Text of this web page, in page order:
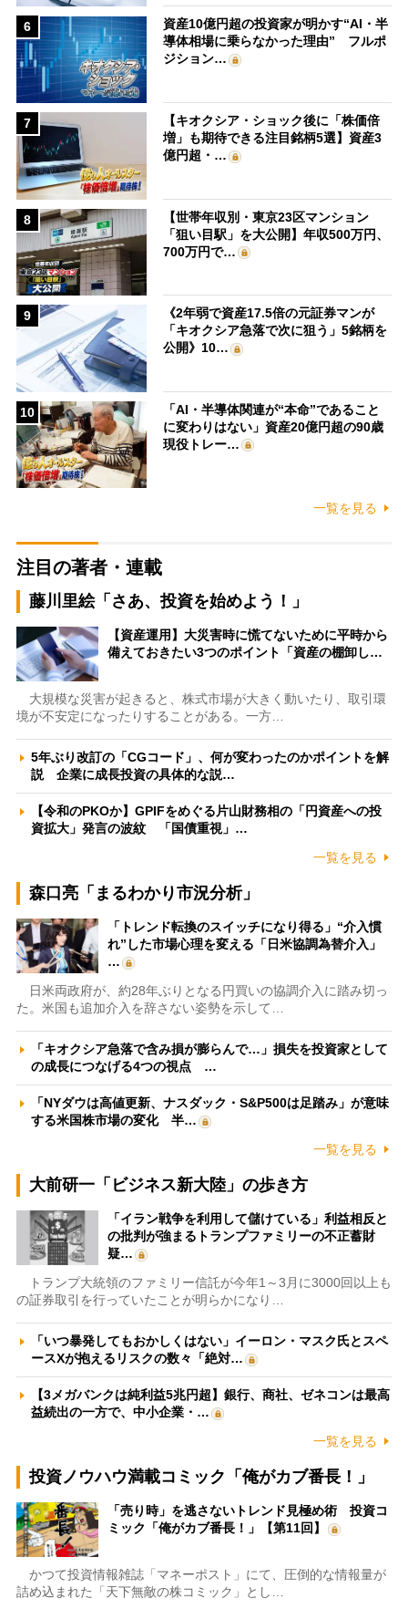
6
資産10億円超の投資家が明かす“AI・半
導体相場に乗らなかった理由” フルポ
ジション…
7
【キオクシア・ショック後に「株価倍
増」も期待できる注目銘柄5選】資産3
億円超・…
8
【世帯年収別・東京23区マンション
「狙い目駅」を大公開】年収500万円、
700万円で…
9
《2年弱で資産17.5倍の元証券マンが
「キオクシア急落で次に狙う」5銘柄を
公開》10…
10
「AI・半導体関連が“本命”であること
に変わりはない」資産20億円超の90歳
現役トレー…
一覧を見る
注目の著者・連載
藤川里絵「さあ、投資を始めよう！」
【資産運用】大災害時に慌てないために平時から
備えておきたい3つのポイント「資産の棚卸し…
大規模な災害が起きると、株式市場が大きく動いたり、取引環
境が不安定になったりすることがある。一方…
5年ぶり改訂の「CGコード」、何が変わったのかポイントを解
説 企業に成長投資の具体的な説…
【令和のPKOか】GPIFをめぐる片山財務相の「円資産への投
資拡大」発言の波紋 「国債重視」…
一覧を見る
森口亮「まるわかり市況分析」
「トレンド転換のスイッチになり得る」“介入慣
れ”した市場心理を変える「日米協調為替介入」
…
日米両政府が、約28年ぶりとなる円買いの協調介入に踏み切っ
た。米国も追加介入を辞さない姿勢を示して…
「キオクシア急落で含み損が膨らんで…」損失を投資家として
の成長につなげる4つの視点 …
「NYダウは高値更新、ナスダック・S&P500は足踏み」が意味
する米国株市場の変化 半…
一覧を見る
大前研一「ビジネス新大陸」の歩き方
「イラン戦争を利用して儲けている」利益相反と
の批判が強まるトランプファミリーの不正蓄財
疑…
トランプ大統領のファミリー信託が今年1～3月に3000回以上も
の証券取引を行っていたことが明らかになり…
「いつ暴発してもおかしくはない」イーロン・マスク氏とスペ
ースXが抱えるリスクの数々「絶対…
【3メガバンクは純利益5兆円超】銀行、商社、ゼネコンは最高
益続出の一方で、中小企業・…
一覧を見る
投資ノウハウ満載コミック「俺がカブ番長！」
「売り時」を逃さないトレンド見極め術 投資コ
ミック「俺がカブ番長！」【第11回】
かつて投資情報雑誌「マネーポスト」にて、圧倒的な情報量が
詰め込まれた「天下無敵の株コミック」とし…